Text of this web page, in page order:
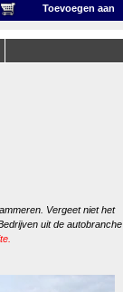
Toevoegen aan
Vergeet niet het
uit de autobranche